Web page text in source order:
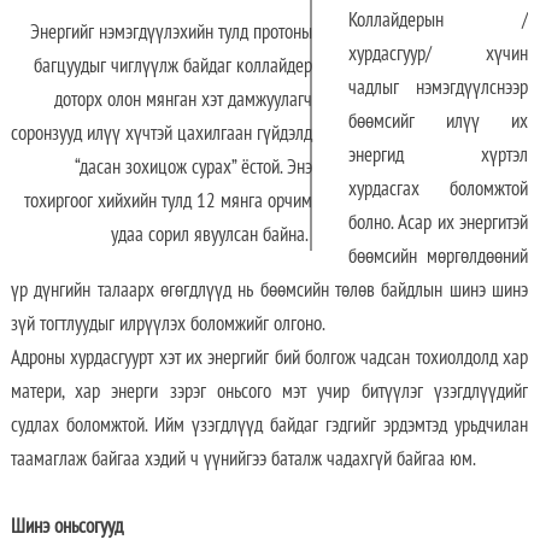
Энергийг нэмэгдүүлэхийн тулд протоны
багцуудыг чиглүүлж байдаг коллайдер
доторх олон мянган хэт дамжуулагч
соронзууд илүү хүчтэй цахилгаан гүйдэлд
“дасан зохицож сурах” ёстой. Энэ
тохиргоог хийхийн тулд 12 мянга орчим
удаа сорил явуулсан байна.
Коллайдерын /
хурдасгуур/ хүчин
чадлыг нэмэгдүүлснээр
бөөмсийг илүү их
энергид хүртэл
хурдасгах боломжтой
болно. Асар их энергитэй
бөөмсийн мөргөлдөөний
үр дүнгийн талаарх өгөгдлүүд нь бөөмсийн төлөв байдлын шинэ шинэ
зүй тогтлуудыг илрүүлэх боломжийг олгоно.
Адроны хурдасгуурт хэт их энергийг бий болгож чадсан тохиолдолд хар
матери, хар энерги зэрэг оньсого мэт учир битүүлэг үзэгдлүүдийг
судлах боломжтой. Ийм үзэгдлүүд байдаг гэдгийг эрдэмтэд урьдчилан
таамаглаж байгаа хэдий ч үүнийгээ баталж чадахгүй байгаа юм.
Шинэ оньсогууд